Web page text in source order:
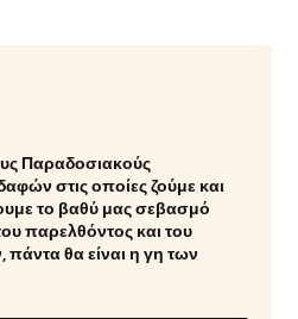
Παραδοσιακούς
στις οποίες ζούμε και
το βαθύ μας σεβασμό
παρελθόντος και του
θα είναι η γη των